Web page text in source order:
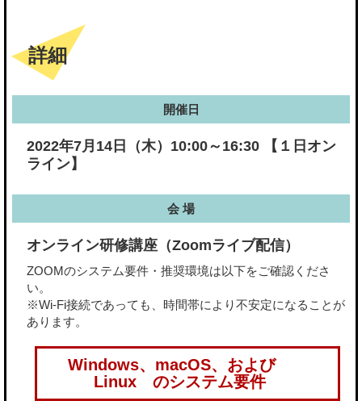
詳細
開催日
2022年7月14日（木）10:00～16:30 【１日オン
ライン】
会 場
オンライン研修講座（Zoomライブ配信）
ZOOMのシステム要件・推奨環境は以下をご確認くださ
い。
※Wi-Fi接続であっても、時間帯により不安定になることが
あります。
Windows、macOS、および
Linux のシステム要件